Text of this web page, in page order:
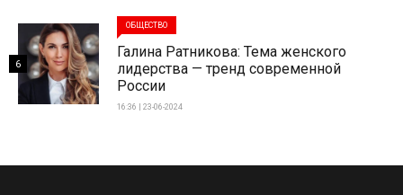
ОБЩЕСТВО
Галина Ратникова: Тема женского
лидерства — тренд современной
России
16:36 | 23-06-2024
6